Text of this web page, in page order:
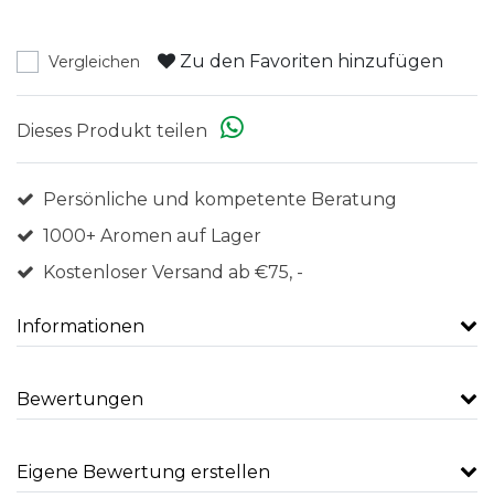
Vergleichen Zu den Favoriten hinzufügen
Dieses Produkt teilen
Persönliche und kompetente Beratung
1000+ Aromen auf Lager
Kostenloser Versand ab €75, -
Informationen
Bewertungen
Eigene Bewertung erstellen